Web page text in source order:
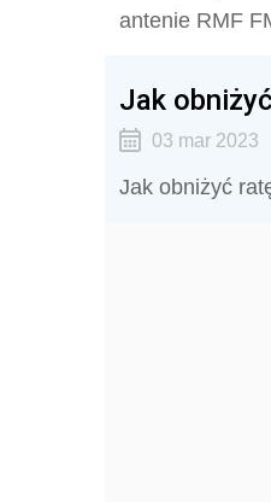
antenie RMF
Jak
03 mar 2023
Jak obniżyć